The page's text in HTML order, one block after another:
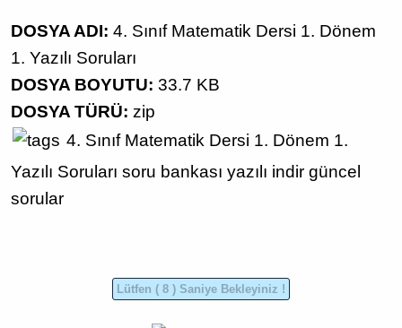
DOSYA ADI: 4. Sınıf Matematik Dersi 1. Dönem
1. Yazılı Soruları
DOSYA BOYUTU: 33.7 KB
DOSYA TÜRÜ: zip
4. Sınıf Matematik Dersi 1. Dönem 1.
Yazılı Soruları soru bankası yazılı indir güncel
sorular